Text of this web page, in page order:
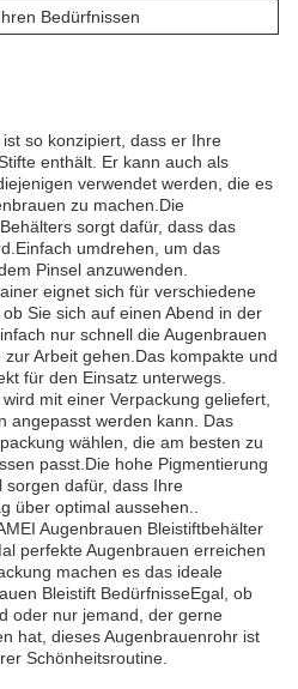
Bedürfnissen
so konzipiert, dass er Ihre
enthält. Er kann auch als
verwendet werden, die es
zu machen.Die
sorgt dafür, dass das
umdrehen, um das
Pinsel anzuwenden.
eignet sich für verschiedene
Sie sich auf einen Abend in der
nur schnell die Augenbrauen
Arbeit gehen.Das kompakte und
für den Einsatz unterwegs.
mit einer Verpackung geliefert,
angepasst werden kann. Das
wählen, die am besten zu
passt.Die hohe Pigmentierung
sorgen dafür, dass Ihre
über optimal aussehen..
Augenbrauen Bleistiftbehälter
perfekte Augenbrauen erreichen
machen es das ideale
Bleistift BedürfnisseEgal, ob
oder nur jemand, der gerne
hat, dieses Augenbrauenrohr ist
Schönheitsroutine.